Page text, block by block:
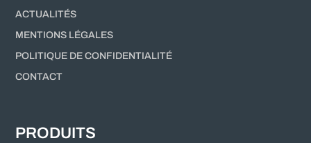
ACTUALITÉS
MENTIONS LÉGALES
POLITIQUE DE CONFIDENTIALITÉ
CONTACT
PRODUITS